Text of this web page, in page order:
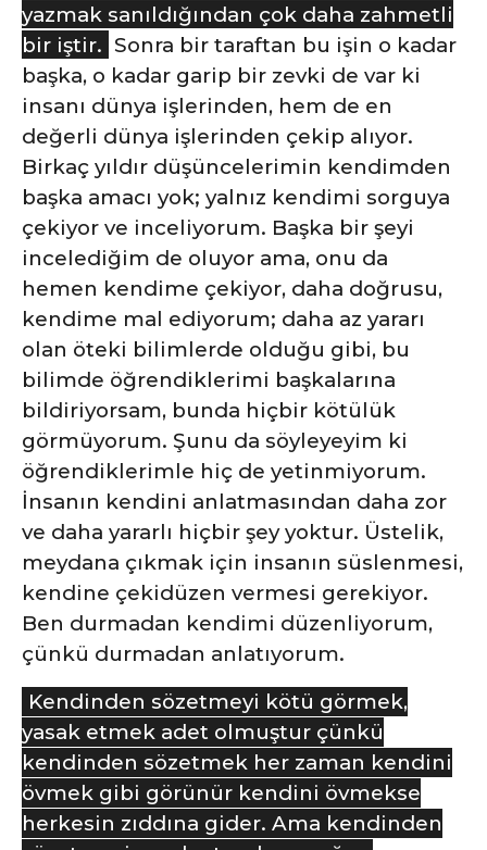
yazmak sanıldığından çok daha zahmetli
bir iştir. Sonra bir taraftan bu işin o kadar
başka, o kadar garip bir zevki de var ki
insanı dünya işlerinden, hem de en
değerli dünya işlerinden çekip alıyor.
Birkaç yıldır düşüncelerimin kendimden
başka amacı yok; yalnız kendimi sorguya
çekiyor ve inceliyorum. Başka bir şeyi
incelediğim de oluyor ama, onu da
hemen kendime çekiyor, daha doğrusu,
kendime mal ediyorum; daha az yararı
olan öteki bilimlerde olduğu gibi, bu
bilimde öğrendiklerimi başkalarına
bildiriyorsam, bunda hiçbir kötülük
görmüyorum. Şunu da söyleyeyim ki
öğrendiklerimle hiç de yetinmiyorum.
İnsanın kendini anlatmasından daha zor
ve daha yararlı hiçbir şey yoktur. Üstelik,
meydana çıkmak için insanın süslenmesi,
kendine çekidüzen vermesi gerekiyor.
Ben durmadan kendimi düzenliyorum,
çünkü durmadan anlatıyorum.
Kendinden sözetmeyi kötü görmek,
yasak etmek adet olmuştur çünkü
kendinden sözetmek her zaman kendini
övmek gibi görünür kendini övmekse
herkesin zıddına gider. Ama kendinden